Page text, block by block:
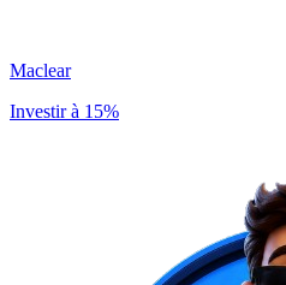
Maclear
Investir à 15%